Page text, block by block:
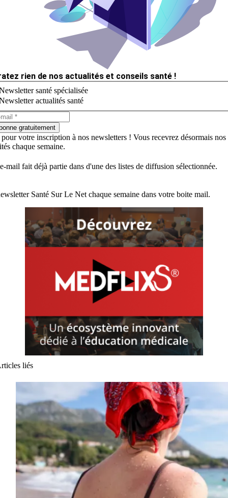
rien de nos actualités et conseils santé !
santé spécialisée
actualités santé
gratuitement
votre inscription à nos newsletters ! Vous recevrez désormais nos
chaque semaine.
mail fait déjà partie dans d'une des listes de diffusion sélectionnée.
Santé Sur Le Net chaque semaine dans votre boite mail.
liés